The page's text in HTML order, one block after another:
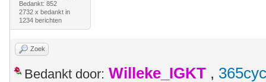
Bedankt: 852
2732 x bedankt in
1234 berichten
Zoek
Bedankt door: Willeke_IGKT ,